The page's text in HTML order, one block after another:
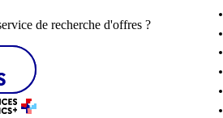
de recherche d'offres ?